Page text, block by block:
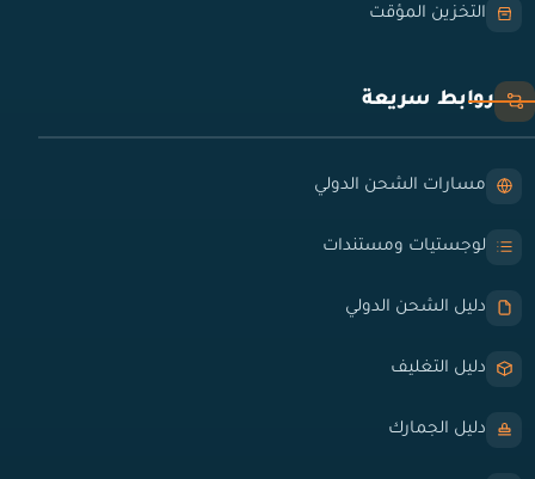
التخزين المؤقت
روابط سريعة
مسارات الشحن الدولي
لوجستيات ومستندات
دليل الشحن الدولي
دليل التغليف
دليل الجمارك